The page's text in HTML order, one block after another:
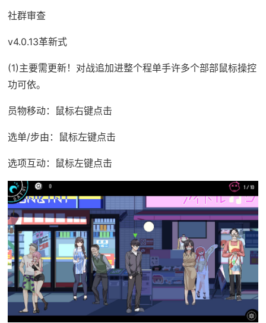
社群审查
v4.0.13革新式
(1)主要需更新！对战追加进整个程单手许多个部部鼠标操控
功可依。
员物移动：鼠标右键点击
选单/步由：鼠标左键点击
选项互动：鼠标左键点击